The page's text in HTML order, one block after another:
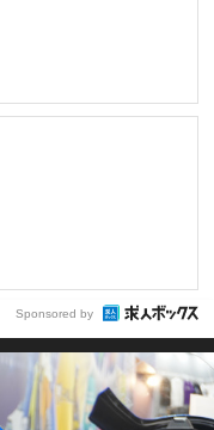
Sponsored by